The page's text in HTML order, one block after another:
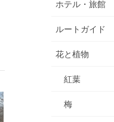
ホテル・旅館
ルートガイド
花と植物
紅葉
梅